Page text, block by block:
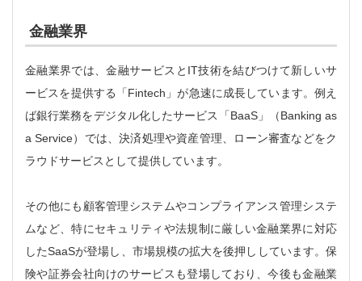
金融業界
金融業界では、金融サービスとIT技術を結びつけて新しいサ
ービスを提供する「Fintech」が急速に成長しています。例え
ば銀行業務をデジタル化したサービス「BaaS」（Banking as
a Service）では、決済処理や資産管理、ローン審査などをク
ラウドサービスとして提供しています。
その他にも顧客管理システムやコンプライアンス管理システ
ムなど、特にセキュリティや法規制に厳しい金融業界に対応
したSaaSが登場し、市場規模の拡大を後押ししています。保
険や証券会社向けのサービスも登場しており、今後も金融業